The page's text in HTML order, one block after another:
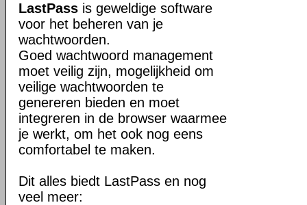
LastPass is geweldige software
voor het beheren van je
wachtwoorden.
Goed wachtwoord management
moet veilig zijn, mogelijkheid om
veilige wachtwoorden te
genereren bieden en moet
integreren in de browser waarmee
je werkt, om het ook nog eens
comfortabel te maken.
Dit alles biedt LastPass en nog
veel meer: